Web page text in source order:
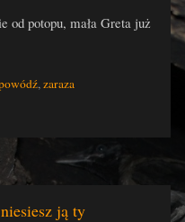
od potopu, mała Greta już
,zaraza
ją ty